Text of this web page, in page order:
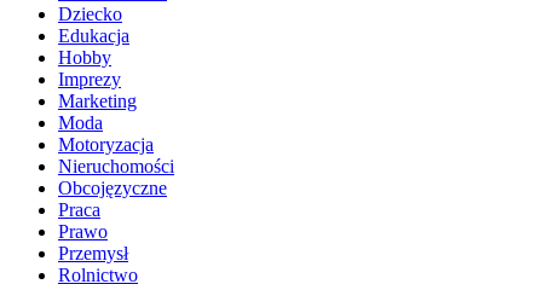
Dziecko
Edukacja
Hobby
Imprezy
Marketing
Moda
Motoryzacja
Nieruchomości
Obcojęzyczne
Praca
Prawo
Przemysł
Rolnictwo